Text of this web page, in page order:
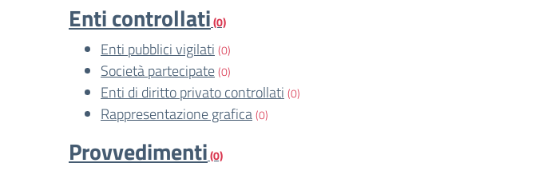
Enti controllati(0)
Enti pubblici vigilati (0)
Società partecipate(0)
Enti di diritto privato controllati (0)
Rappresentazione grafica(0)
Provvedimenti(0)